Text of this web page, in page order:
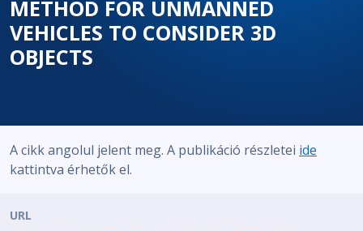
METHOD FOR UNMANNED
VEHICLES TO CONSIDER 3D
OBJECTS
A cikk angolul jelent meg. A publikáció részletei ide
kattintva érhetők el.
URL